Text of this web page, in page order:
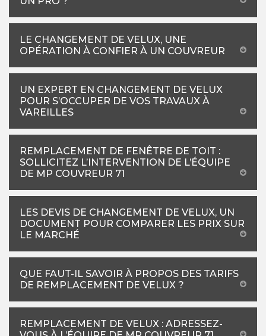
LE CHANGEMENT DE VELUX, UNE
OPÉRATION À CONFIER À UN COUVREUR
UN EXPERT EN CHANGEMENT DE VELUX
POUR S’OCCUPER DE VOS TRAVAUX À
VAREILLES
REMPLACEMENT DE FENÊTRE DE TOIT :
SOLLICITEZ L’INTERVENTION DE L’ÉQUIPE
DE MP COUVREUR 71
LES DEVIS DE CHANGEMENT DE VELUX, UN
DOCUMENT POUR COMPARER LES PRIX SUR
LE MARCHÉ
QUE FAUT-IL SAVOIR À PROPOS DES TARIFS
DE REMPLACEMENT DE VELUX ?
REMPLACEMENT DE VELUX : ADRESSEZ-